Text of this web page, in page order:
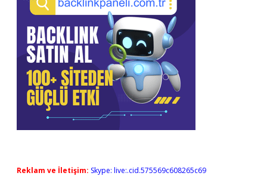
Reklam ve İletişim: Skype: live:.cid.575569c608265c69